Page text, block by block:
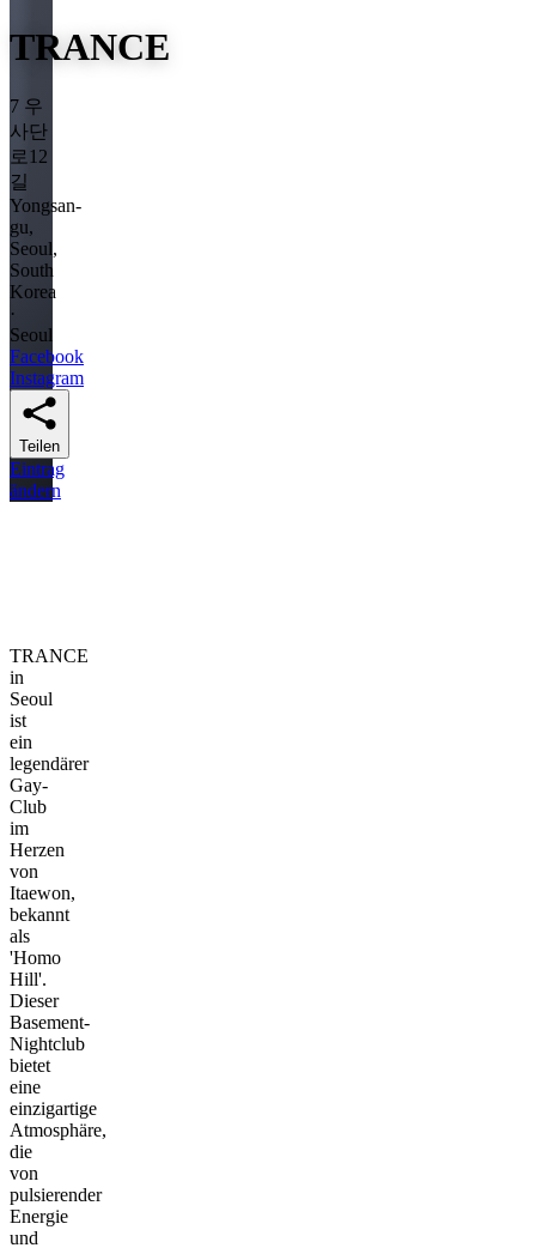
TRANCE
7 우
사단
로12
길
Yongsan-
gu,
Seoul,
South
Korea
·
Seoul
Facebook
Instagram
Teilen
Eintrag
ändern
TRANCE
in
Seoul
ist
ein
legendärer
Gay-
Club
im
Herzen
von
Itaewon,
bekannt
als
'Homo
Hill'.
Dieser
Basement-
Nightclub
bietet
eine
einzigartige
Atmosphäre,
die
von
pulsierender
Energie
und